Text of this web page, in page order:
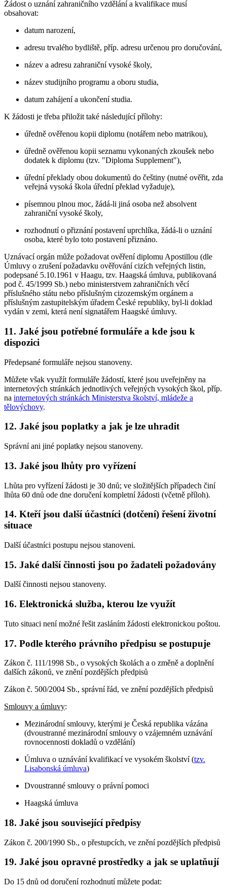
Žádost o uznání zahraničního vzdělání a kvalifikace musí
obsahovat:
datum narození,
adresu trvalého bydliště, příp. adresu určenou pro doručování,
název a adresu zahraniční vysoké školy,
název studijního programu a oboru studia,
datum zahájení a ukončení studia.
K žádosti je třeba přiložit také následující přílohy:
úředně ověřenou kopii diplomu (notářem nebo matrikou),
úředně ověřenou kopii seznamu vykonaných zkoušek nebo
dodatek k diplomu (tzv. "Diploma Supplement"),
úřední překlady obou dokumentů do češtiny (nutné ověřit, zda
veřejná vysoká škola úřední překlad vyžaduje),
písemnou plnou moc, žádá-li jiná osoba než absolvent
zahraniční vysoké školy,
rozhodnutí o přiznání postavení uprchlíka, žádá-li o uznání
osoba, které bylo toto postavení přiznáno.
Uznávací orgán může požadovat ověření diplomu Apostillou (dle
Úmluvy o zrušení požadavku ověřování cizích veřejných listin,
podepsané 5.10.1961 v Haagu, tzv. Haagská úmluva, publikovaná
pod č. 45/1999 Sb.) nebo ministerstvem zahraničních věcí
příslušného státu nebo příslušným cizozemským orgánem a
příslušným zastupitelským úřadem České republiky, byl-li doklad
vydán v zemi, která není signatářem Haagské úmluvy.
11. Jaké jsou potřebné formuláře a kde jsou k
dispozici
Předepsané formuláře nejsou stanoveny.
Můžete však využít formuláře žádostí, které jsou uveřejněny na
internetových stránkách jednotlivých veřejných vysokých škol, příp.
na internetových stránkách Ministerstva školství, mládeže a
tělovýchovy.
12. Jaké jsou poplatky a jak je lze uhradit
Správní ani jiné poplatky nejsou stanoveny.
13. Jaké jsou lhůty pro vyřízení
Lhůta pro vyřízení žádosti je 30 dnů; ve složitějších případech činí
lhůta 60 dnů ode dne doručení kompletní žádosti (včetně příloh).
14. Kteří jsou další účastníci (dotčení) řešení životní
situace
Další účastníci postupu nejsou stanoveni.
15. Jaké další činnosti jsou po žadateli požadovány
Další činnosti nejsou stanoveny.
16. Elektronická služba, kterou lze využít
Tuto situaci není možné řešit zasláním žádosti elektronickou poštou.
17. Podle kterého právního předpisu se postupuje
Zákon č. 111/1998 Sb., o vysokých školách a o změně a doplnění
dalších zákonů, ve znění pozdějších předpisů
Zákon č. 500/2004 Sb., správní řád, ve znění pozdějších předpisů
Smlouvy a úmluvy:
Mezinárodní smlouvy, kterými je Česká republika vázána
(dvoustranné mezinárodní smlouvy o vzájemném uznávání
rovnocennosti dokladů o vzdělání)
Úmluva o uznávání kvalifikací ve vysokém školství (tzv.
Lisabonská úmluva)
Dvoustranné smlouvy o právní pomoci
Haagská úmluva
18. Jaké jsou související předpisy
Zákon č. 200/1990 Sb., o přestupcích, ve znění pozdějších předpisů
19. Jaké jsou opravné prostředky a jak se uplatňují
Do 15 dnů od doručení rozhodnutí můžete podat: